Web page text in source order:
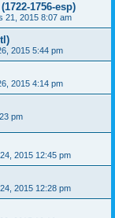
1756-esp)
21, 2015 8:07 am
2015 5:44 pm
2015 4:14 pm
pm
2015 12:45 pm
2015 12:28 pm